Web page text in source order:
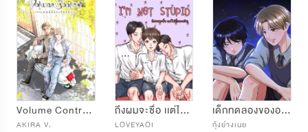
Volume Control เขตปรับระดับรัก
AKIRA V.
ถึงผมจะซื่อ เเต่ไม่บื้อนะครับ
LOVEYAOI
เด็กทดลองขององค์กรลับสุดเอ๋อ
กุ้งย่างเนย